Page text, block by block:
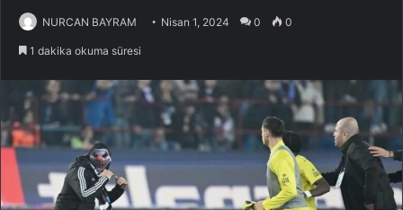
NURCAN BAYRAM Nisan 1, 2024 0 0
1 dakika okuma süresi